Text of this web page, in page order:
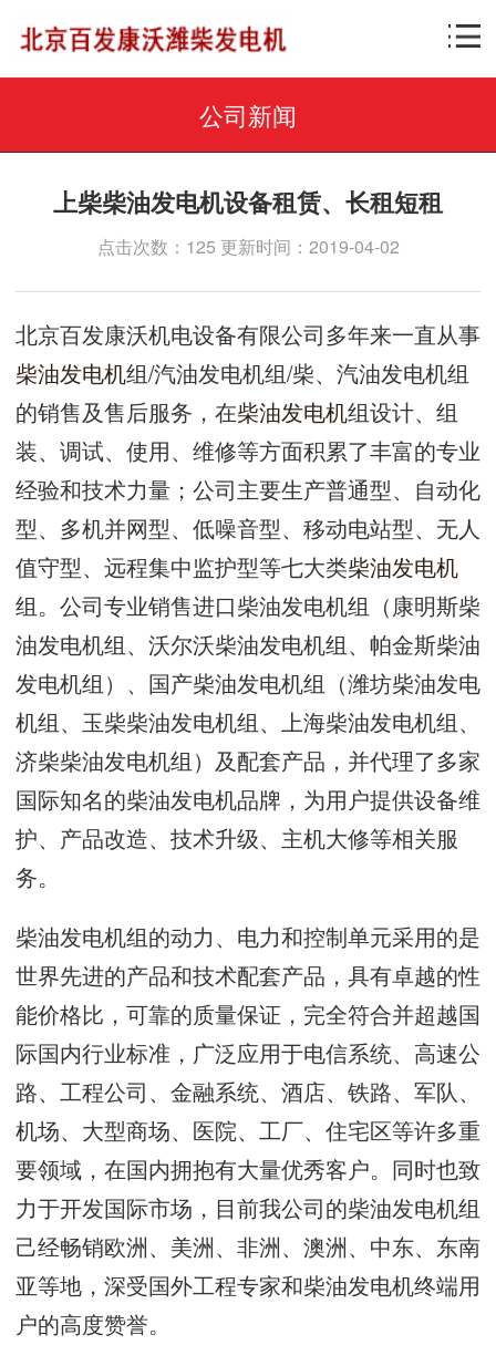
公司新闻
上柴柴油发电机设备租赁、长租短租
点击次数：125 更新时间：2019-04-02
北京百发康沃机电设备有限公司多年来一直从事
柴油发电机组/汽油发电机组/柴、汽油发电机组
的销售及售后服务，在柴油发电机组设计、组
装、调试、使用、维修等方面积累了丰富的专业
经验和技术力量；公司主要生产普通型、自动化
型、多机并网型、低噪音型、移动电站型、无人
值守型、远程集中监护型等七大类柴油发电机
组。公司专业销售进口柴油发电机组（康明斯柴
油发电机组、沃尔沃柴油发电机组、帕金斯柴油
发电机组）、国产柴油发电机组（潍坊柴油发电
机组、玉柴柴油发电机组、上海柴油发电机组、
济柴柴油发电机组）及配套产品，并代理了多家
国际知名的柴油发电机品牌，为用户提供设备维
护、产品改造、技术升级、主机大修等相关服
务。
柴油发电机组的动力、电力和控制单元采用的是
世界先进的产品和技术配套产品，具有卓越的性
能价格比，可靠的质量保证，完全符合并超越国
际国内行业标准，广泛应用于电信系统、高速公
路、工程公司、金融系统、酒店、铁路、军队、
机场、大型商场、医院、工厂、住宅区等许多重
要领域，在国内拥抱有大量优秀客户。同时也致
力于开发国际市场，目前我公司的柴油发电机组
己经畅销欧洲、美洲、非洲、澳洲、中东、东南
亚等地，深受国外工程专家和柴油发电机终端用
户的高度赞誉。